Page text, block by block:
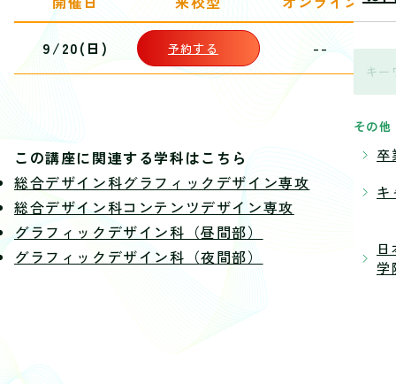
その他
卒
キ
学
9/20(日) 予約する --
この講座に関連する学科はこちら
総合デザイン科グラフィックデザイン専攻
総合デザイン科コンテンツデザイン専攻
グラフィックデザイン科（昼間部）
グラフィックデザイン科（夜間部）